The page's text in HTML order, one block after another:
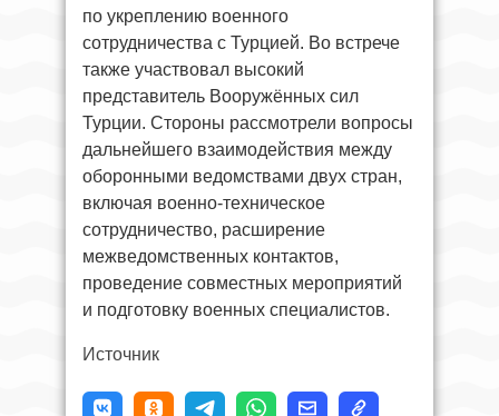
по укреплению военного
сотрудничества с Турцией. Во встрече
также участвовал высокий
представитель Вооружённых сил
Турции. Стороны рассмотрели вопросы
дальнейшего взаимодействия между
оборонными ведомствами двух стран,
включая военно-техническое
сотрудничество, расширение
межведомственных контактов,
проведение совместных мероприятий
и подготовку военных специалистов.
Источник